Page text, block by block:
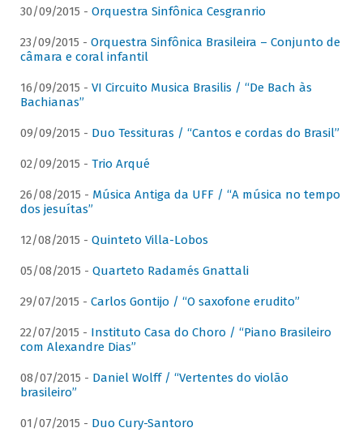
30/09/2015 - Orquestra Sinfônica Cesgranrio
23/09/2015 - Orquestra Sinfônica Brasileira – Conjunto de
câmara e coral infantil
16/09/2015 - VI Circuito Musica Brasilis / “De Bach às
Bachianas”
09/09/2015 - Duo Tessituras / “Cantos e cordas do Brasil”
02/09/2015 - Trio Arqué
26/08/2015 - Música Antiga da UFF / “A música no tempo
dos jesuítas”
12/08/2015 - Quinteto Villa-Lobos
05/08/2015 - Quarteto Radamés Gnattali
29/07/2015 - Carlos Gontijo / “O saxofone erudito”
22/07/2015 - Instituto Casa do Choro / “Piano Brasileiro
com Alexandre Dias”
08/07/2015 - Daniel Wolff / “Vertentes do violão
brasileiro”
01/07/2015 - Duo Cury-Santoro